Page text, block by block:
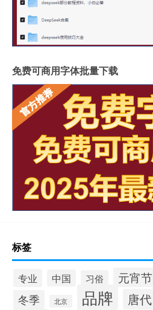
免费可商用字体批量下载
标签
专业 中国 习俗 元宵节
冬季 北京 品牌 唐代